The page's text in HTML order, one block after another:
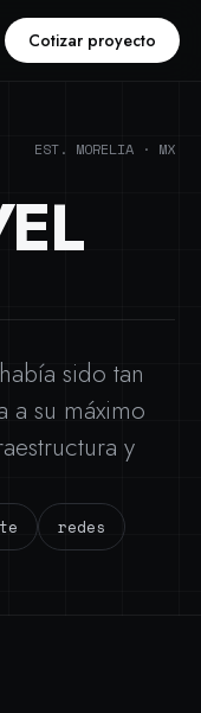
Cotizar proyecto
EST. MORELIA · MX
sido tan
a su máximo
y
redes